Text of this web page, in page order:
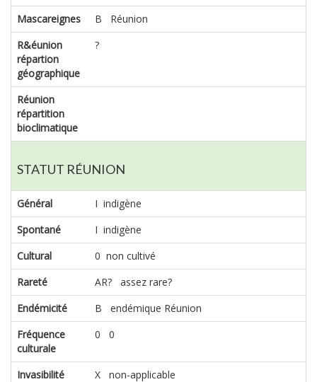
Mascareignes
B Réunion
R&éunion
répartion
géographique
?
Réunion
répartition
bioclimatique
STATUT RÉUNION
Général
I indigène
Spontané
I indigène
Cultural
0 non cultivé
Rareté
AR? assez rare?
Endémicité
B endémique Réunion
Fréquence
culturale
0 0
Invasibilité X non-applicable